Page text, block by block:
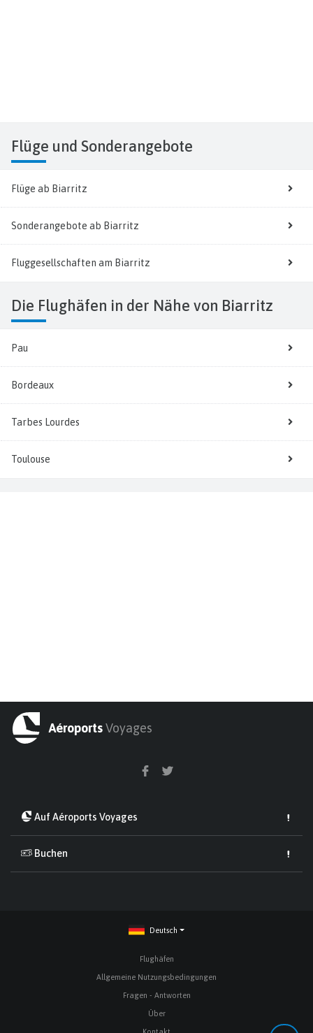
Flüge und Sonderangebote
Flüge ab Biarritz
Sonderangebote ab Biarritz
Fluggesellschaften am Biarritz
Die Flughäfen in der Nähe von Biarritz
Pau
Bordeaux
Tarbes Lourdes
Toulouse
AéroportsVoyages
Auf Aéroports Voyages
Buchen
Deutsch
Flughäfen
Allgemeine Nutzungsbedingungen
Fragen - Antworten
Über